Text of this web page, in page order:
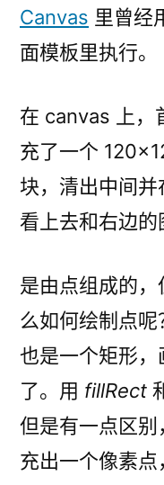
Canvas 里曾经
面模板里执行。
在 canvas 上，
充了一个
块，清出中间并
看上去和右边的
是由点组成的
么如何绘制点
也是一个矩形，
了。用 fillRect
但是有一点区别
充出一个像素点